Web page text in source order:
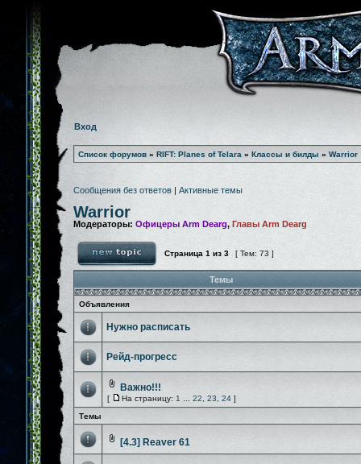
Вход
Список форумов » RIFT: Planes of Telara » Классы и билды » Warrior
Сообщения без ответов | Активные темы
Warrior
Модераторы: Офицеры Arm Dearg, Главы Arm Dearg
Страница 1 из 3 [ Тем: 73 ]
Темы
Объявления
Нужно расписать
Рейд-прогресс
Важно!!!
[ На страницу: 1 22 23 24 ]
Темы
[4.3] Reaver 61